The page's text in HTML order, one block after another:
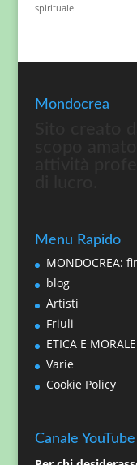
spirituale
Mondocrea
Menu Rapido
MONDOCREA:
blog
Artisti
Friuli
ETICA E MORALE
Varie
Cookie Policy
Canale YouTube